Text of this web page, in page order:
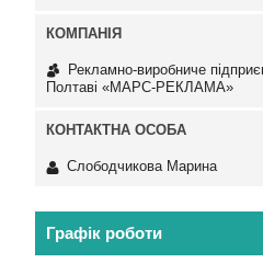
Рекламно-виробниче
Полтаві «МАРС-РЕКЛАМА»
Слободчикова Марина
Графік роботи